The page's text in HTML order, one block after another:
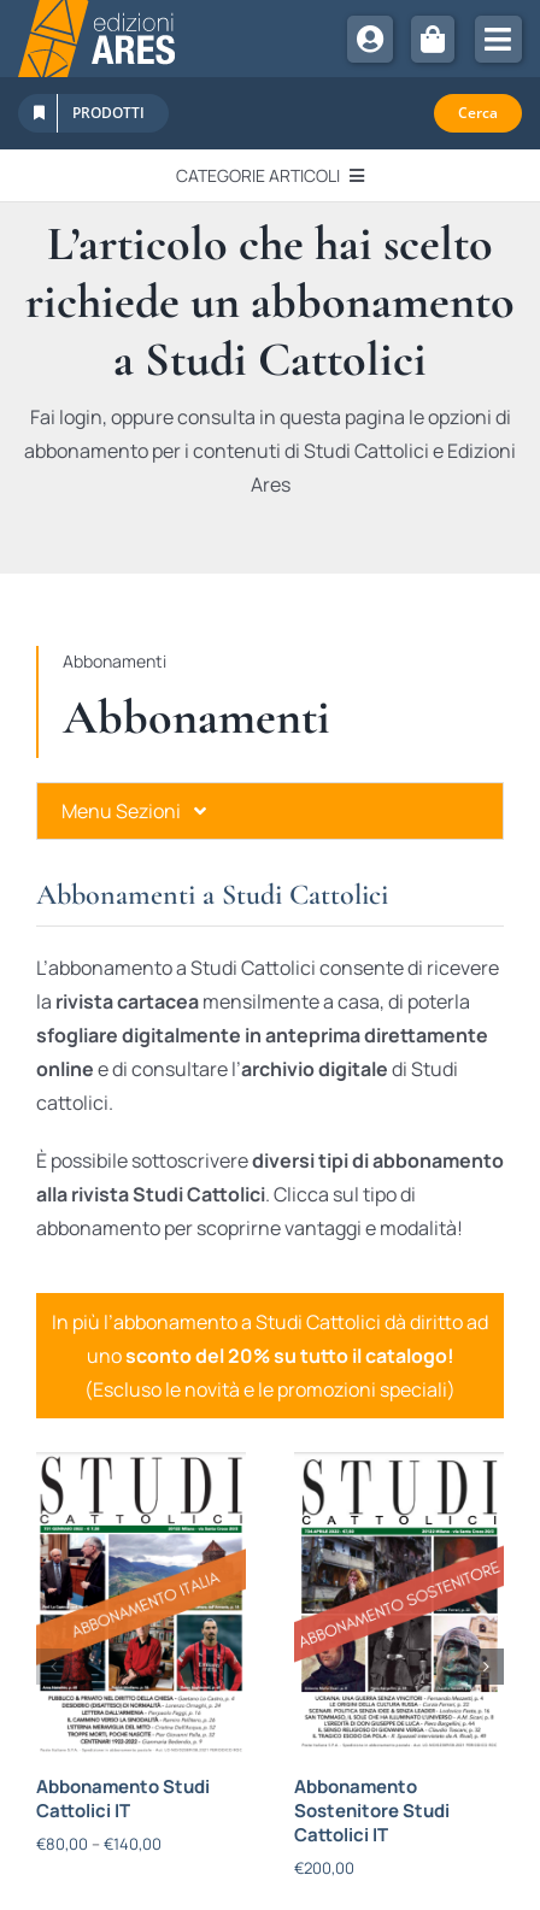
Salta
contenuto
Chi Siamo
Sostienici
Abbonamenti
Promozioni
Newsletter
PRODOTTI Cerca
CATEGORIE ARTICOLI
EDITORIALI
IN QUESTO NUMERO
RECENSIONI
L’articolo che hai scelto
richiede un abbonamento
a Studi Cattolici
Fai login, oppure consulta in questa pagina le opzioni di
abbonamento per i contenuti di Studi Cattolici e Edizioni
Ares
Abbonamenti
Abbonamenti
Menu Sezioni
Ares Gold
Ares Digital
Ares Gift Card
Abbonamenti a Studi Cattolici
L’abbonamento a Studi Cattolici consente di ricevere
la rivista cartaceamensilmente a casa, di poterla
sfogliare digitalmente in anteprima direttamente
onlinee di consultare l’archivio digitaledi Studi
cattolici.
È possibile sottoscriverediversi tipi di abbonamento
alla rivista Studi Cattolici. Clicca sul tipo di
abbonamento per scoprirne vantaggi e modalità!
In più l’abbonamento a Studi Cattolici dà diritto ad
unosconto del 20% su tutto il catalogo!
(Escluso le novità e le promozioni speciali)
Abbonamento Studi
Cattolici IT
€80,00 – €140,00
Abbonamento
Sostenitore Studi
Cattolici IT
€200,00